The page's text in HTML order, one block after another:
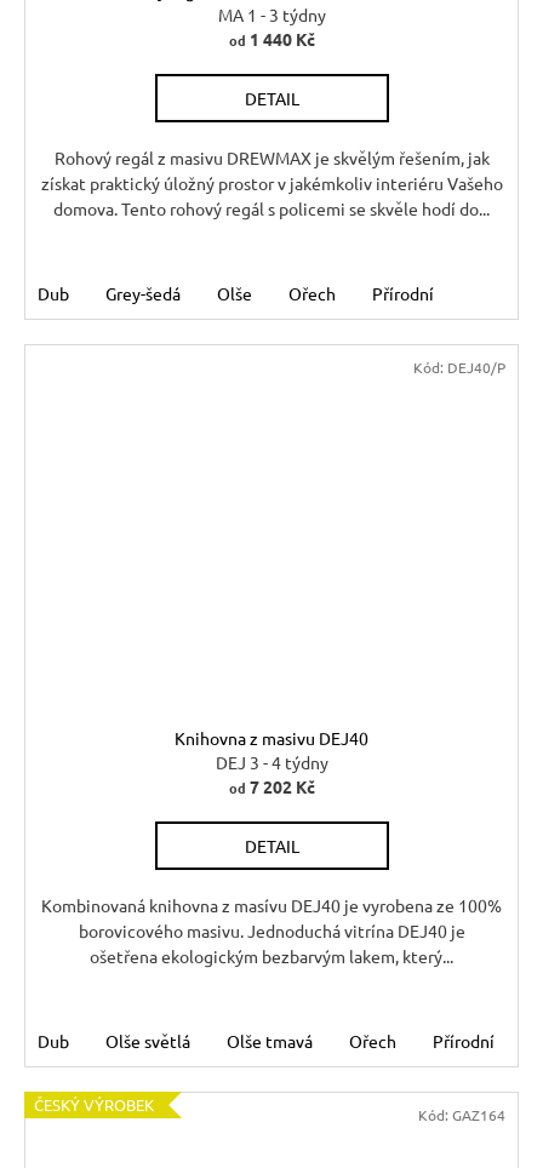
MA 1 - 3 týdny
od 1 440 Kč
DETAIL
Rohový regál z masivu DREWMAX je skvělým řešením, jak
získat praktický úložný prostor v jakémkoliv interiéru Vašeho
domova. Tento rohový regál s policemi se skvěle hodí do...
Dub Grey-šedá Olše Ořech Přírodní
Knihovna z masivu DEJ40
DEJ 3 - 4 týdny
od 7 202 Kč
DETAIL
Kombinovaná knihovna z masívu DEJ40 je vyrobena ze 100%
borovicového masivu. Jednoduchá vitrína DEJ40 je
ošetřena ekologickým bezbarvým lakem, který...
Dub Olše světlá Olše tmavá Ořech Přírodní
Kód: DEJ40/P
ČESKÝ VÝROBEK Kód: GAZ164